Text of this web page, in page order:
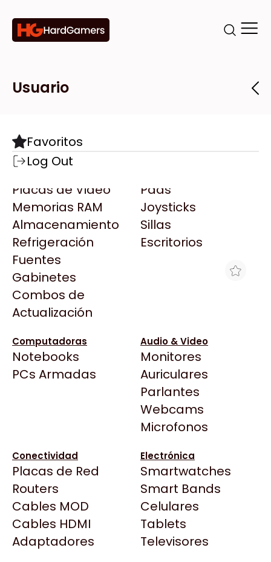
Categorías
Componentes
Motherboards
Microprocesadores
Placas de Video
Memorias RAM
Almacenamiento
Refrigeración
Fuentes
Gabinetes
Combos de
Actualización
Pads
Joysticks
Sillas
Escritorios
Computadoras
Notebooks
PCs Armadas
Audio & Video
Monitores
Auriculares
Parlantes
Webcams
Microfonos
Conectividad
Placas de Red
Routers
Cables MOD
Cables HDMI
Adaptadores
Electrónica
Smartwatches
Smart Bands
Celulares
Tablets
Televisores
Marcas
Todas las Marcas
AMD
AULA
Acer
Adata
AeroCool
Antec
Arkham
Asrock
BenQ
CX
Cooler Master
Deepcool
Dell
EVGA
Gamemax
Genesis
Genius
Tiendas
Destacadas
Todas las Tiendas
Click Gaming
Compufan Store
Dinobyte
Full H4rd
Gaming City
Gezatek
Usuario
Favoritos
Log Out
CANALETA FURUKAWA ITMAX 300MM
EMPALME SIN SLOTT
$57.677
Ver producto en la página de Max Tecno